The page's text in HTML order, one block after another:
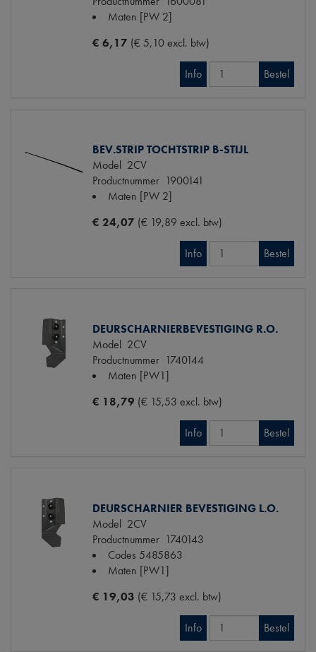
Maten [PW 2]
€ 6,17 (€ 5,10 excl. btw)
Info Bestel
BEV.STRIP TOCHTSTRIP B-STIJL
Model 2CV
Productnummer 1900141
Maten [PW 2]
€ 24,07 (€ 19,89 excl. btw)
Info Bestel
DEURSCHARNIERBEVESTIGING R.O.
Model 2CV
Productnummer 1740144
Maten [PW1]
€ 18,79 (€ 15,53 excl. btw)
Info Bestel
DEURSCHARNIER BEVESTIGING L.O.
Model 2CV
Productnummer 1740143
Codes 5485863
Maten [PW1]
€ 19,03 (€ 15,73 excl. btw)
Info Bestel